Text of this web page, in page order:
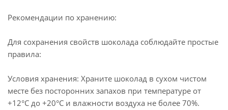
Рекомендации по хранению:
Для сохранения свойств шоколада соблюдайте простые
правила:
Условия хранения: Храните шоколад в сухом чистом
месте без посторонних запахов при температуре от
+12°C до +20°C и влажности воздуха не более 70%.